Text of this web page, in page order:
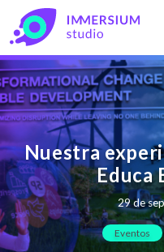
Nuestra
Educa
29 de
Eventos